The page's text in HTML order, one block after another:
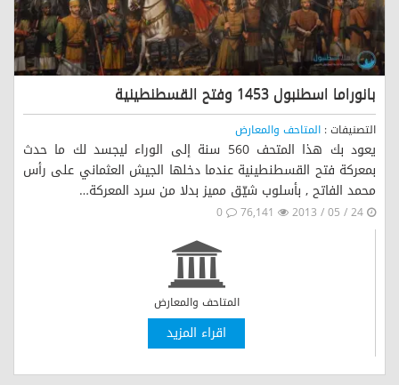
بانوراما اسطنبول 1453 وفتح القسطنطينية
التصنيفات : المتاحف والمعارض
يعود بك هذا المتحف 560 سنة إلى الوراء ليجسد لك ما حدث
بمعركة فتح القسطنطينية عندما دخلها الجيش العثماني على رأس
محمد الفاتح , بأسلوب شيّق مميز بدلا من سرد المعركة…
المتاحف والمعارض
اقراء المزيد